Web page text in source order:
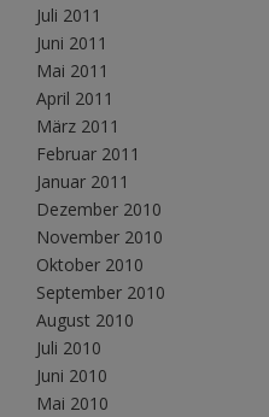
Juli 2011
Juni 2011
Mai 2011
April 2011
März 2011
Februar 2011
Januar 2011
Dezember 2010
November 2010
Oktober 2010
September 2010
August 2010
Juli 2010
Juni 2010
Mai 2010